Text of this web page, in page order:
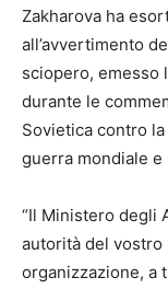
Zakharova ha
all’avvertimento
sciopero, emesso
durante le
Sovietica contro
guerra mondiale e
“Il Ministero degli
autorità del vostro
organizzazione, a